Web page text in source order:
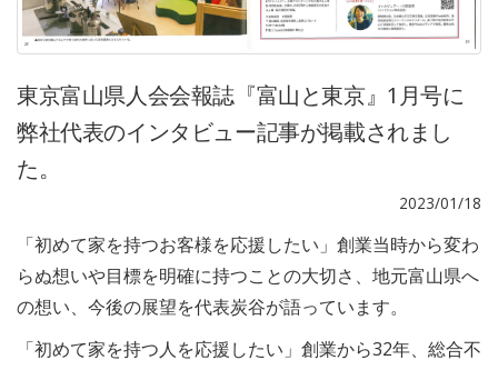
東京富山県人会会報誌『富山と東京』1月号に
弊社代表のインタビュー記事が掲載されまし
た。
2023/01/18
「初めて家を持つお客様を応援したい」創業当時から変わ
らぬ想いや目標を明確に持つことの大切さ、地元富山県へ
の想い、今後の展望を代表炭谷が語っています。
「初めて家を持つ人を応援したい」創業から32年、総合不